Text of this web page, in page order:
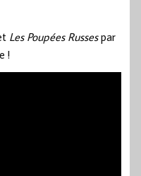
Les Poupées Russespar
!